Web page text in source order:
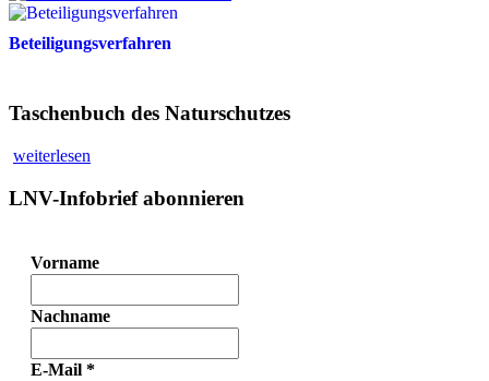
Beteiligungsverfahren
Taschenbuch des Naturschutzes
weiterlesen
LNV-Infobrief abonnieren
Vorname
Nachname
E-Mail *